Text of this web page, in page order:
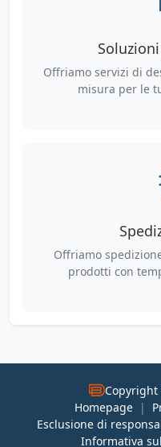
Offriamo servizi di
misura per le
Offriamo
prodotti con
Copyright
Homepage
|
Esclusione di
Informativa